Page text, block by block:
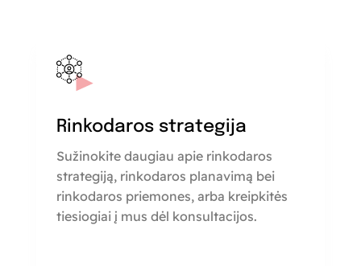
Rinkodaros strategija
Sužinokite daugiau apie rinkodaros
strategiją, rinkodaros planavimą bei
rinkodaros priemones, arba kreipkitės
tiesiogiai į mus dėl konsultacijos.